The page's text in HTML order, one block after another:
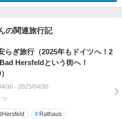
の関連旅行記
らぎ旅行（2025年もドイツへ！2
Hersfeldという街へ！
30 - 2025/04/30
ツ
# Rathaus